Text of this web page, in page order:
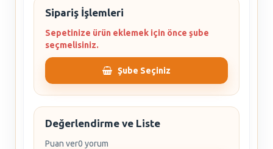
Sipariş İşlemleri
Sepetinize ürün eklemek için önce şube
seçmelisiniz.
Şube Seçiniz
Değerlendirme ve Liste
Puan ver0 yorum